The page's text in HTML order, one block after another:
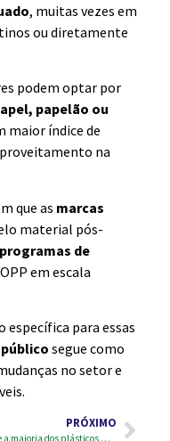
, muitas vezes em
ou diretamente
podem optar por
papelão ou
maior índice de
na
que as marcas
material pós-
programas de
em escala
para essas
segue como
no setor e
PRÓXIMO